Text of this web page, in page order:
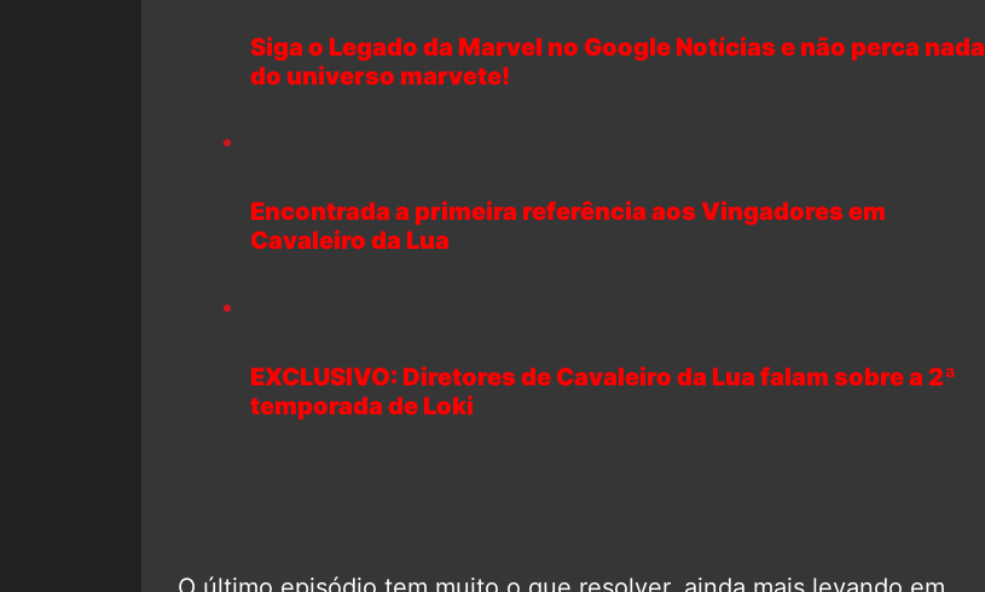
Siga o Legado da Marvel no Google Notícias e não perca nada
do universo marvete!
Encontrada a primeira referência aos Vingadores em
Cavaleiro da Lua
EXCLUSIVO: Diretores de Cavaleiro da Lua falam sobre a 2ª
temporada de Loki